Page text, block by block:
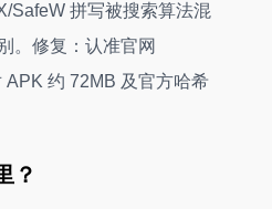
SafeW 拼写被搜索算法混
。修复：认准官网
APK 约 72MB 及官方哈希
？